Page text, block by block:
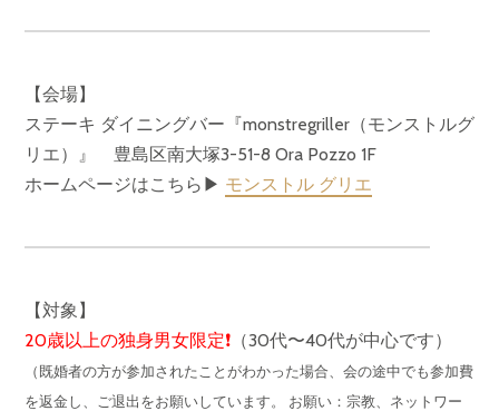
【会場】
ステーキ ダイニングバー『monstregriller（モンストルグ
リエ）』 豊島区南大塚3-51-8 Ora Pozzo 1F
ホームページはこちら▶︎ モンストル グリエ
【対象】
20歳以上の独身男女限定❗️ （30代〜40代が中心です）
（既婚者の方が参加されたことがわかった場合、会の途中でも参加費
を返金し、ご退出をお願いしています。 お願い：宗教、ネットワー